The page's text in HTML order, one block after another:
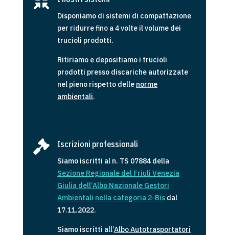
Disponiamo di sistemi di compattazione
per ridurre fino a 4 volte il volume dei
trucioli prodotti.
Ritiriamo e depositiamo i trucioli
prodotti presso discariche autorizzate
nel pieno rispetto delle norme
ambientali.
 Iscrizioni professionali
Siamo iscritti al n. TS 07884 della
Sezione Regionale del Friuli Venezia
Giulia dell’Albo Nazionale Gestori
Ambientali nellacategoria 2-Bisdal
17.11.2022.
Siamo iscritti all’Albo Autotrasportatori